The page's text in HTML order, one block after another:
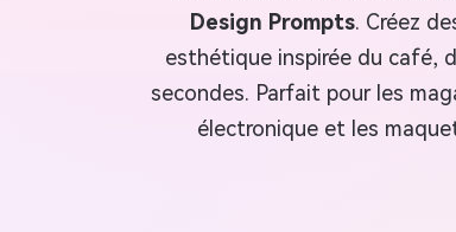
Design Prompts. Créez
esthétique inspirée du café,
secondes. Parfait pour les
électronique et les